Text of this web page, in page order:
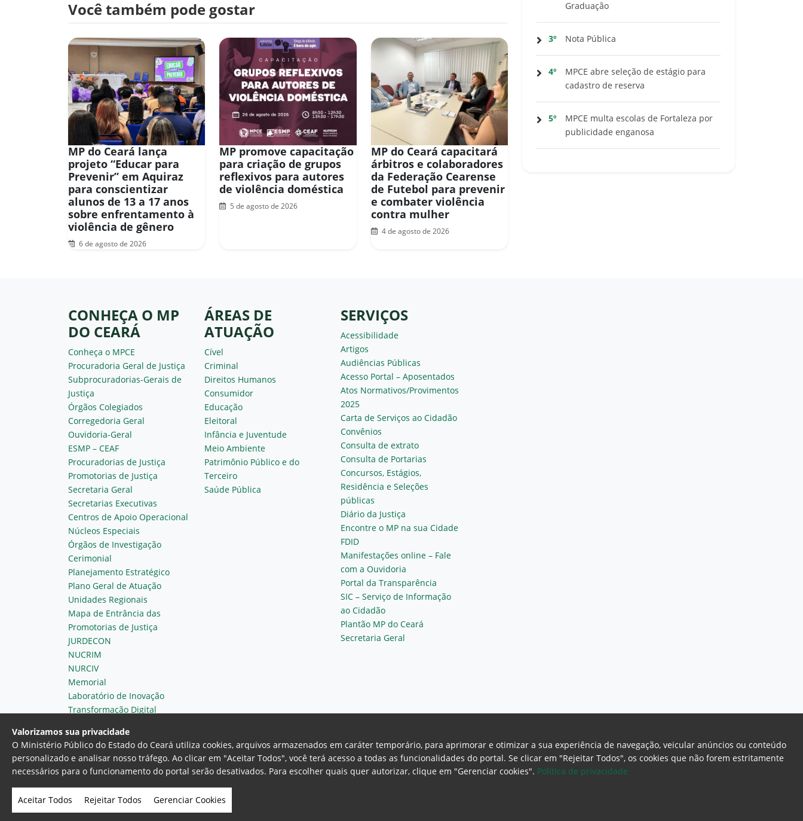
Você também pode gostar
MP do Ceará lança
projeto “Educar para
Prevenir” em Aquiraz
para conscientizar
alunos de 13 a 17 anos
sobre enfrentamento à
violência de gênero
6 de agosto de 2026
MP promove capacitação
para criação de grupos
reflexivos para autores
de violência doméstica
5 de agosto de 2026
MP do Ceará capacitará
árbitros e colaboradores
da Federação Cearense
de Futebol para prevenir
e combater violência
contra mulher
4 de agosto de 2026
Graduação
3º Nota Pública
4º
MPCE abre seleção de estágio para
cadastro de reserva
5º
MPCE multa escolas de Fortaleza por
publicidade enganosa
CONHEÇA O MP
DO CEARÁ
Conheça o MPCE
Procuradoria Geral de Justiça
Subprocuradorias-Gerais de
Justiça
Órgãos Colegiados
Corregedoria Geral
Ouvidoria-Geral
ESMP – CEAF
Procuradorias de Justiça
Promotorias de Justiça
Secretaria Geral
Secretarias Executivas
Centros de Apoio Operacional
Núcleos Especiais
Órgãos de Investigação
Cerimonial
Planejamento Estratégico
Plano Geral de Atuação
Unidades Regionais
Mapa de Entrância das
Promotorias de Justiça
JURDECON
NUCRIM
NURCIV
Memorial
Laboratório de Inovação
Transformação Digital
ÁREAS DE
ATUAÇÃO
Cível
Criminal
Direitos Humanos
Consumidor
Educação
Eleitoral
Infância e Juventude
Meio Ambiente
Patrimônio Público e do
Terceiro
Saúde Pública
SERVIÇOS
Acessibilidade
Artigos
Audiências Públicas
Acesso Portal – Aposentados
Atos Normativos/Provimentos
2025
Carta de Serviços ao Cidadão
Convênios
Consulta de extrato
Consulta de Portarias
Concursos, Estágios,
Residência e Seleções
públicas
Diário da Justiça
Encontre o MP na sua Cidade
FDID
Manifestações online – Fale
com a Ouvidoria
Portal da Transparência
SIC – Serviço de Informação
ao Cidadão
Plantão MP do Ceará
Secretaria Geral
Ministério Público do Estado do Ceará Procuradoria Geral de Justiça
Av. Gen. Afonso Albuquerque Lima, 130 - Cambeba - CEP: 60.822-325
- Fortaleza, Ceará. Brasil
Valorizamos sua privacidade
O Ministério Público do Estado do Ceará utiliza cookies, arquivos armazenados em caráter temporário, para aprimorar e otimizar a sua experiência de navegação, veicular anúncios ou conteúdo
personalizado e analisar nosso tráfego. Ao clicar em "Aceitar Todos", você terá acesso a todas as funcionalidades do portal. Se clicar em "Rejeitar Todos", os cookies que não forem estritamente
necessários para o funcionamento do portal serão desativados. Para escolher quais quer autorizar, clique em "Gerenciar cookies". Politica de privacidade
Aceitar Todos Rejeitar Todos Gerenciar Cookies